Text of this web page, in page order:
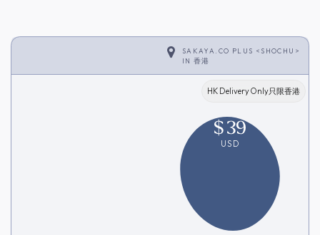
SAKAYA.CO PLUS <SHOCHU>
IN 香港
HK Delivery Only只限香港
$39
USD